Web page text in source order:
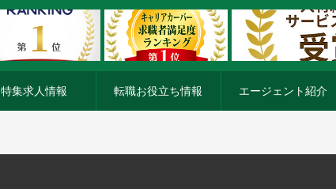
特集求人情報 転職お役立ち情報 エージェント紹介